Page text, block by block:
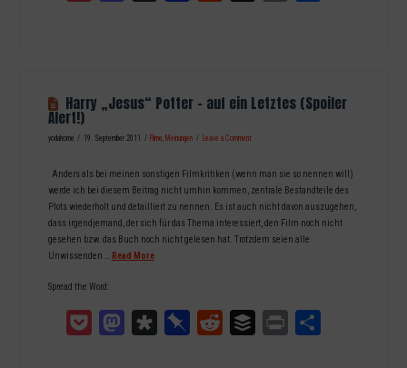
Harry „Jesus“ Potter – auf ein Letztes (Spoiler
Alert!)
yodahome 19. September 2011 Filme, Meinungen Leave a Comment
Anders als bei meinen sonstigen Filmkritiken (wenn man sie so nennen will)
werde ich bei diesem Beitrag nicht umhin kommen, zentrale Bestandteile des
Plots wiederholt und detailliert zu nennen. Es ist auch nicht davon auszugehen,
dass irgendjemand, der sich für das Thema interessiert, den Film noch nicht
gesehen bzw. das Buch noch nicht gelesen hat. Trotzdem seien alle
Unwissenden … Read More
Spread the Word:
Pocket MastodonDiasporaPinboardReddit Buffer Print